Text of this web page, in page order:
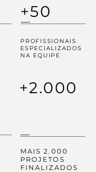
+50
PROFISSIONAIS
ESPECIALIZADOS
NA EQUIPE
+2.000
MAIS 2.000
PROJETOS
FINALIZADOS